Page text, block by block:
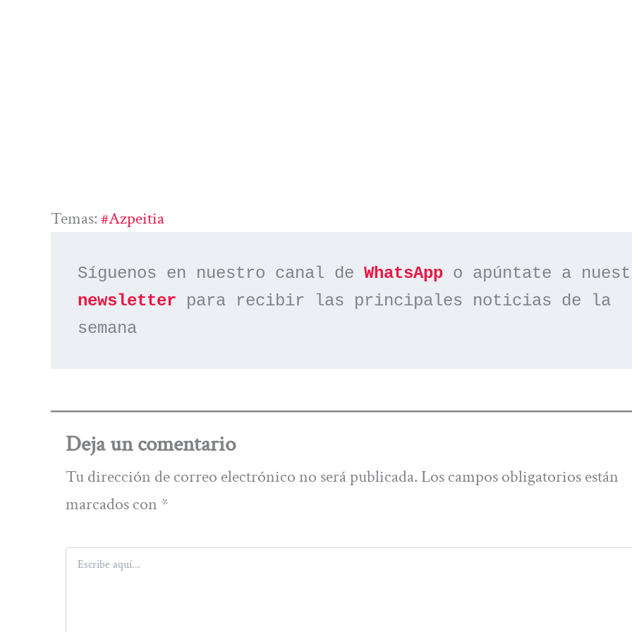
Temas:#azpeitia
Síguenos en nuestro canal de WhatsApp
newsletter para recibir las principales noticias de la
semana
Deja un comentario
Tu dirección de correo electrónico no será publicada. Los campos obligatorios están
marcados con *
Escribe
aquí...